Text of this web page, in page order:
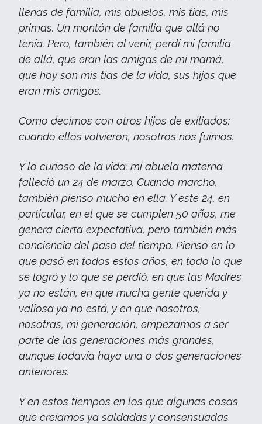
llenas de familia, mis abuelos, mis tías, mis
primas. Un montón de familia que allá no
tenía. Pero, también al venir, perdí mi familia
de allá, que eran las amigas de mi mamá,
que hoy son mis tías de la vida, sus hijos que
eran mis amigos.
Como decimos con otros hijos de exiliados:
cuando ellos volvieron, nosotros nos fuimos.
Y lo curioso de la vida: mi abuela materna
falleció un 24 de marzo. Cuando marcho,
también pienso mucho en ella. Y este 24, en
particular, en el que se cumplen 50 años, me
genera cierta expectativa, pero también más
conciencia del paso del tiempo. Pienso en lo
que pasó en todos estos años, en todo lo que
se logró y lo que se perdió, en que las Madres
ya no están, en que mucha gente querida y
valiosa ya no está, y en que nosotros,
nosotras, mi generación, empezamos a ser
parte de las generaciones más grandes,
aunque todavía haya una o dos generaciones
anteriores.
Y en estos tiempos en los que algunas cosas
que creíamos ya saldadas y consensuadas